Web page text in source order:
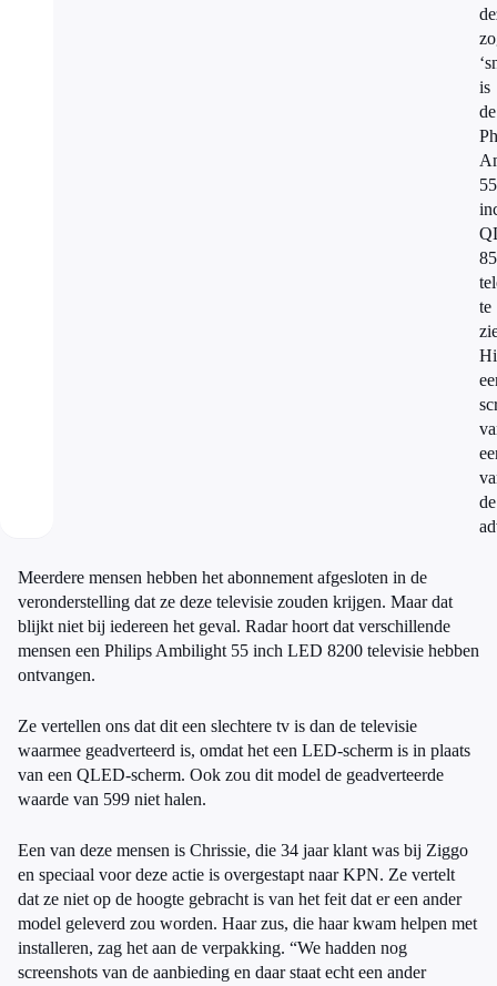
is
de
55
te
de
Meerdere mensen hebben het abonnement afgesloten in de
veronderstelling dat ze deze televisie zouden krijgen. Maar dat
blijkt niet bij iedereen het geval. Radar hoort dat verschillende
mensen een Philips Ambilight 55 inch LED 8200 televisie hebben
ontvangen.
Ze vertellen ons dat dit een slechtere tv is dan de televisie
waarmee geadverteerd is, omdat het een LED-scherm is in plaats
van een QLED-scherm. Ook zou dit model de geadverteerde
waarde van 599 niet halen.
Een van deze mensen is Chrissie, die 34 jaar klant was bij Ziggo
en speciaal voor deze actie is overgestapt naar KPN. Ze vertelt
dat ze niet op de hoogte gebracht is van het feit dat er een ander
model geleverd zou worden. Haar zus, die haar kwam helpen met
installeren, zag het aan de verpakking. “We hadden nog
screenshots van de aanbieding en daar staat echt een ander